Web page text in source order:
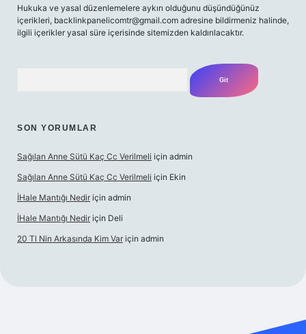
Hukuka ve yasal düzenlemelere aykırı olduğunu düşündüğünüz
içerikleri, backlinkpanelicomtr@gmail.com adresine bildirmeniz halinde,
ilgili içerikler yasal süre içerisinde sitemizden kaldırılacaktır.
SON YORUMLAR
Sağılan Anne Sütü Kaç Cc Verilmeli için admin
Sağılan Anne Sütü Kaç Cc Verilmeli için Ekin
İHale Mantığı Nedir için admin
İHale Mantığı Nedir için Deli
20 Tl Nin Arkasında Kim Var için admin